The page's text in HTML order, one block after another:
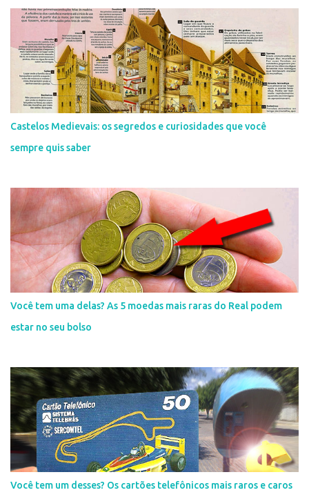
Castelos Medievais: os segredos e curiosidades que você
sempre quis saber
Você tem uma delas? As 5 moedas mais raras do Real podem
estar no seu bolso
Você tem um desses? Os cartões telefônicos mais raros e caros